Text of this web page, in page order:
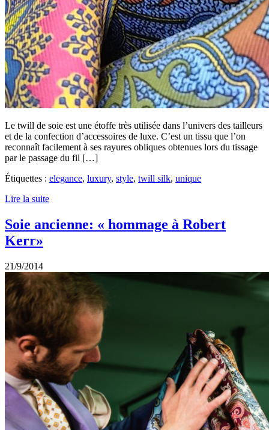
Le twill de soie est une étoffe très utilisée dans l’univers des tailleurs
et de la confection d’accessoires de luxe. C’est un tissu que l’on
reconnaît facilement à ses rayures obliques obtenues lors du tissage
par le passage du fil […]
Étiquettes : elegance, luxury, style, twill silk, unique
Lire la suite
Soie ancienne: « hommage à Robert
Kerr»
21/9/2014